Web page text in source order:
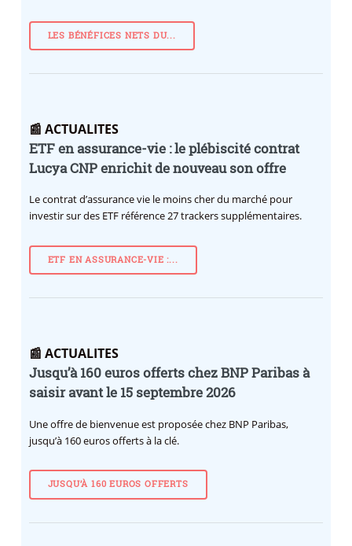
LES BÉNÉFICES NETS DU...
📰 ACTUALITES
ETF en assurance-vie : le plébiscité contrat
Lucya CNP enrichit de nouveau son offre
Le contrat d’assurance vie le moins cher du marché pour
investir sur des ETF référence 27 trackers supplémentaires.
ETF EN ASSURANCE-VIE :...
📰 ACTUALITES
Jusqu’à 160 euros offerts chez BNP Paribas à
saisir avant le 15 septembre 2026
Une offre de bienvenue est proposée chez BNP Paribas,
jusqu’à 160 euros offerts à la clé.
JUSQU’À 160 EUROS OFFERTS